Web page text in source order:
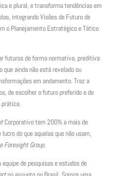
e plural, e transforma tendências em
integrando Visões de Futuro de
o Planejamento Estratégico e Tático
futuros de forma normativa, preditiva
ainda não está revelado ou
em andamento. Traz a
de escolher o futuro preferido e de
Corporativo tem 200% a mais de
do que aquelas que não usam,
Foresight Group.
de pesquisas e estudos de